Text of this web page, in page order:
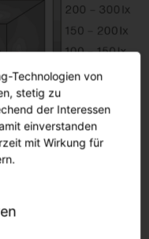
Technologien von
stetig zu
der Interessen
einverstanden
mit Wirkung für